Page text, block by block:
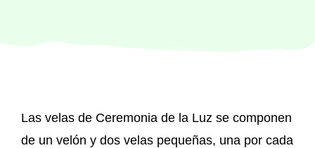
Contacto
Las velas de Ceremonia de la Luz se componen
de un velón y dos velas pequeñas, una por cada